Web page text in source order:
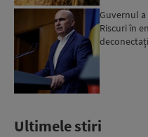
Guvernul
Riscuri în
Ultimele stiri